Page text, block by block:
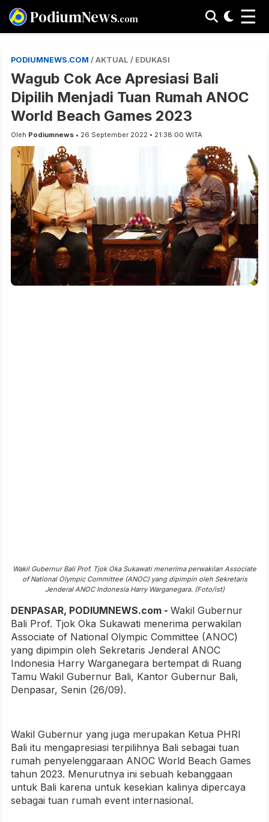
PodiumNews.com ☰
PODIUMNEWS.COM / AKTUAL / EDUKASI
Wagub Cok Ace Apresiasi Bali
Dipilih Menjadi Tuan Rumah ANOC
World Beach Games 2023
Oleh Podiumnews • 26 September 2022 • 21:38:00 WITA
Wakil Gubernur Bali Prof. Tjok Oka Sukawati menerima perwakilan Associate
of National Olympic Committee (ANOC) yang dipimpin oleh Sekretaris
Jenderal ANOC Indonesia Harry Warganegara. (Foto/ist)
DENPASAR, PODIUMNEWS.com - Wakil Gubernur
Bali Prof. Tjok Oka Sukawati menerima perwakilan
Associate of National Olympic Committee (ANOC)
yang dipimpin oleh Sekretaris Jenderal ANOC
Indonesia Harry Warganegara bertempat di Ruang
Tamu Wakil Gubernur Bali, Kantor Gubernur Bali,
Denpasar, Senin (26/09).
Wakil Gubernur yang juga merupakan Ketua PHRI
Bali itu mengapresiasi terpilihnya Bali sebagai tuan
rumah penyelenggaraan ANOC World Beach Games
tahun 2023. Menurutnya ini sebuah kebanggaan
untuk Bali karena untuk kesekian kalinya dipercaya
sebagai tuan rumah event internasional.